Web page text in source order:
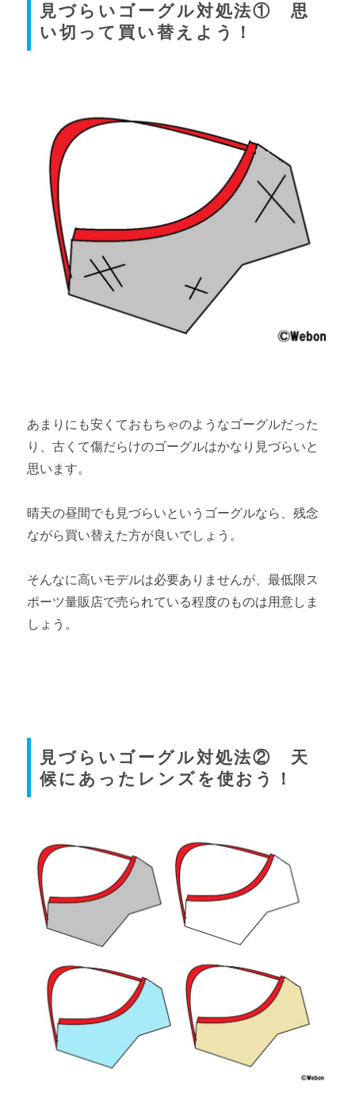
見づらいゴーグル対処法① 思
い切って買い替えよう！
あまりにも安くておもちゃのようなゴーグルだった
り、古くて傷だらけのゴーグルはかなり見づらいと
思います。
晴天の昼間でも見づらいというゴーグルなら、残念
ながら買い替えた方が良いでしょう。
そんなに高いモデルは必要ありませんが、最低限ス
ポーツ量販店で売られている程度のものは用意しま
しょう。
見づらいゴーグル対処法② 天
候にあったレンズを使おう！